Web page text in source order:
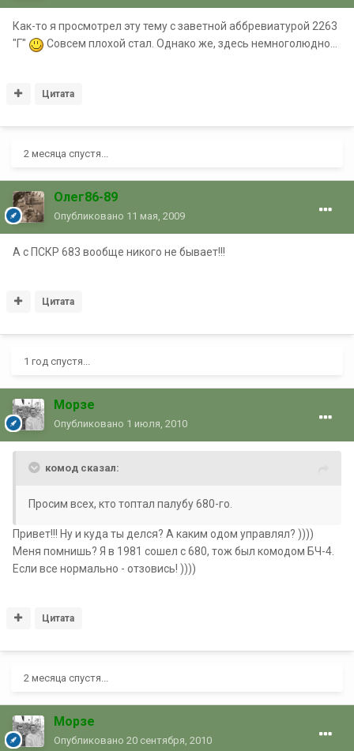
Как-то я просмотрел эту тему с заветной аббревиатурой 2263
"Г"
Совсем плохой стал. Однако же, здесь немноголюдно...
Цитата
2 месяца спустя...
Олег86-89
Опубликовано 11 мая, 2009
А с ПСКР 683 вообще никого не бывает!!!
Цитата
1 год спустя...
Морзе
Опубликовано 1 июля, 2010
комод сказал:
Просим всех, кто топтал палубу 680-го.
Привет!!! Ну и куда ты делся? А каким одом управлял? ))))
Меня помнишь? Я в 1981 сошел с 680, тож был комодом БЧ-4.
Если все нормально - отзовись! ))))
Цитата
2 месяца спустя...
Морзе
Опубликовано 20 сентября, 2010